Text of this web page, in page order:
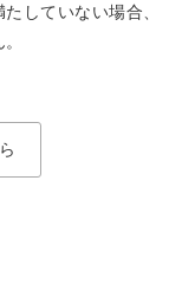
していない場合、